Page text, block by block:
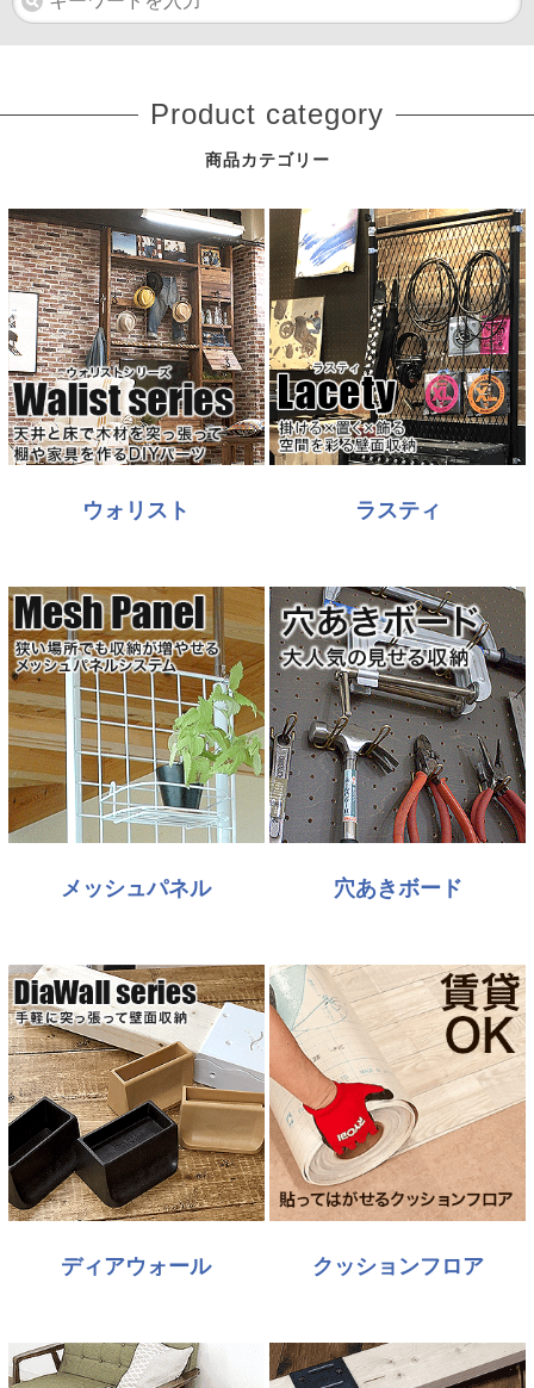
Product category
商品カテゴリー
ウォリスト ラスティ
メッシュパネル 穴あきボード
ディアウォール クッションフロア